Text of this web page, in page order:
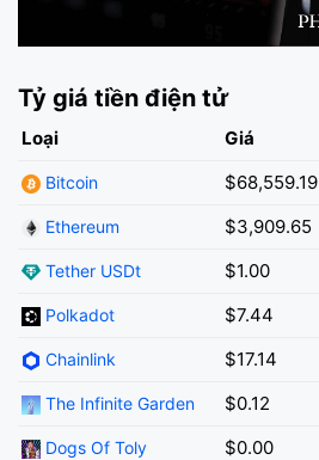
Tỷ giá tiền điện tử
Loại Giá
Bitcoin $68,559.19
Ethereum $3,909.65
Tether USDt $1.00
Polkadot $7.44
Chainlink $17.14
The Infinite Garden $0.12
Dogs Of Toly $0.00